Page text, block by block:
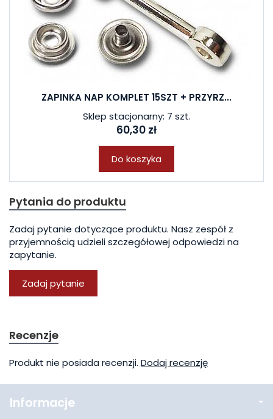
ZAPINKA NAP KOMPLET 15SZT + PRZYRZ...
Sklep stacjonarny: 7 szt.
60,30 zł
Do koszyka
Pytania do produktu
Zadaj pytanie dotyczące produktu. Nasz zespół z
przyjemnością udzieli szczegółowej odpowiedzi na
zapytanie.
Zadaj pytanie
Recenzje
Produkt nie posiada recenzji. Dodaj recenzję
Informacje